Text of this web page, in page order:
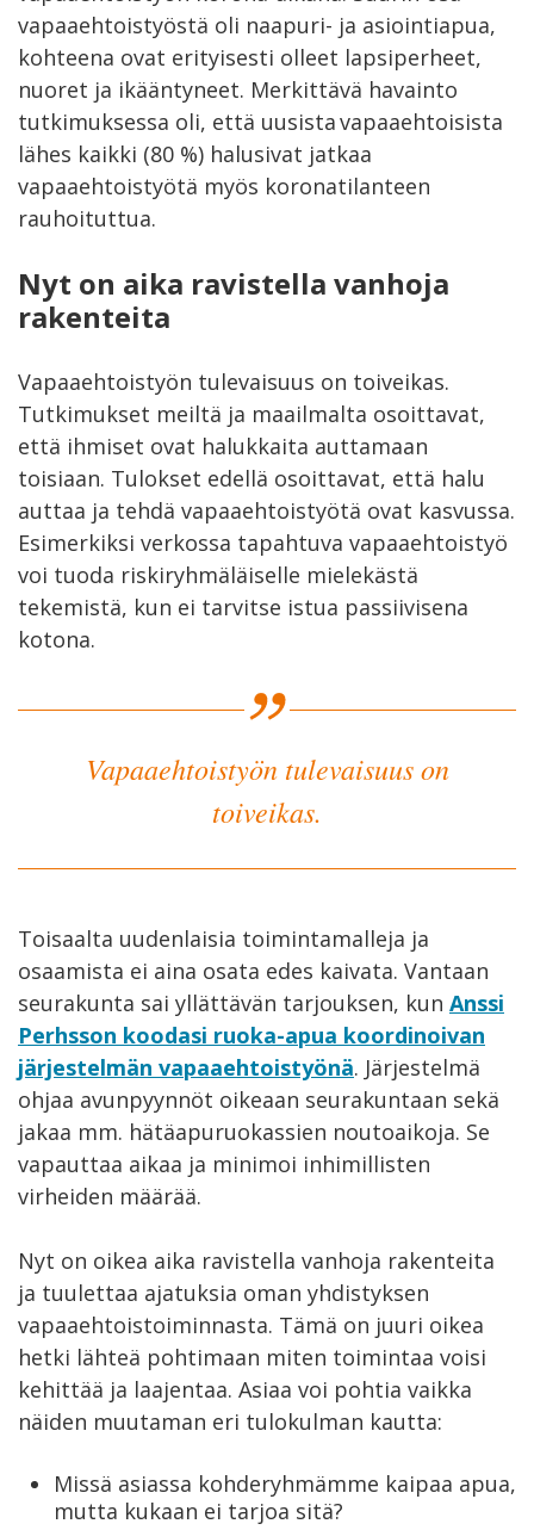
vapaaehtoistyöstä oli naapuri- ja asiointiapua,
kohteena ovat erityisesti olleet lapsiperheet,
nuoret ja ikääntyneet. Merkittävä havainto
tutkimuksessa oli, että uusista vapaaehtoisista
lähes kaikki (80 %) halusivat jatkaa
vapaaehtoistyötä myös koronatilanteen
rauhoituttua.
Nyt on aika ravistella vanhoja
rakenteita
Vapaaehtoistyön tulevaisuus on toiveikas.
Tutkimukset meiltä ja maailmalta osoittavat,
että ihmiset ovat halukkaita auttamaan
toisiaan. Tulokset edellä osoittavat, että halu
auttaa ja tehdä vapaaehtoistyötä ovat kasvussa.
Esimerkiksi verkossa tapahtuva vapaaehtoistyö
voi tuoda riskiryhmäläiselle mielekästä
tekemistä, kun ei tarvitse istua passiivisena
kotona.
Vapaaehtoistyön tulevaisuus on
toiveikas.
Toisaalta uudenlaisia toimintamalleja ja
osaamista ei aina osata edes kaivata. Vantaan
seurakunta sai yllättävän tarjouksen, kun Anssi
Perhsson koodasi ruoka-apua koordinoivan
järjestelmän vapaaehtoistyönä. Järjestelmä
ohjaa avunpyynnöt oikeaan seurakuntaan sekä
jakaa mm. hätäapuruokassien noutoaikoja. Se
vapauttaa aikaa ja minimoi inhimillisten
virheiden määrää.
Nyt on oikea aika ravistella vanhoja rakenteita
ja tuulettaa ajatuksia oman yhdistyksen
vapaaehtoistoiminnasta. Tämä on juuri oikea
hetki lähteä pohtimaan miten toimintaa voisi
kehittää ja laajentaa. Asiaa voi pohtia vaikka
näiden muutaman eri tulokulman kautta:
Missä asiassa kohderyhmämme kaipaa apua,
mutta kukaan ei tarjoa sitä?